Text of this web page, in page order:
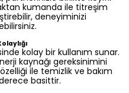
kumanda ile titreşim
deneyiminizi
kolay bir kullanım sunar.
kaynağı gereksinimini
ile temizlik ve bakım
basittir.